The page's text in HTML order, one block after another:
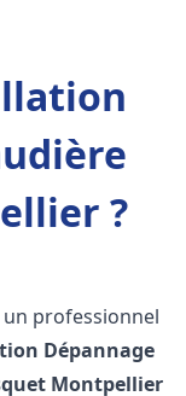
?
professionnel
Dépannage
Montpellier